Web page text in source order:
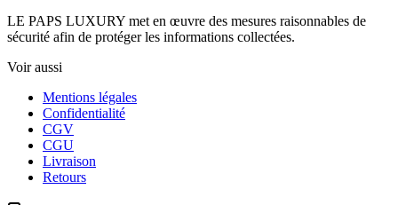
LE PAPS LUXURY met en œuvre des mesures raisonnables de
sécurité afin de protéger les informations collectées.
Voir aussi
Mentions légales
Confidentialité
CGV
CGU
Livraison
Retours